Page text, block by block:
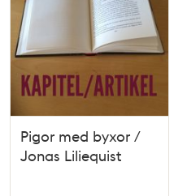
Pigor med byxor /
Jonas Liliequist